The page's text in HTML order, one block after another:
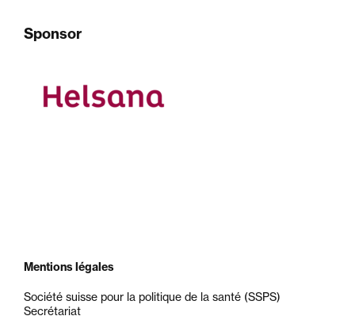
Sponsor
Mentions légales
Société suisse pour la politique de la santé (SSPS)
Secrétariat